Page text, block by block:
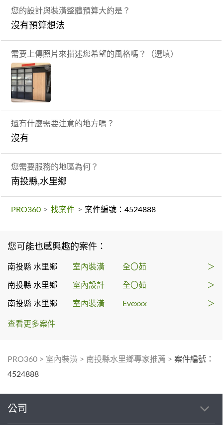
您的設計與裝潢整體預算大約是？
沒有預算想法
需要上傳照片來描述您希望的風格嗎？（選填）
還有什麼需要注意的地方嗎？
沒有
您需要服務的地區為何？
南投縣,水里鄉
PRO360 > 找案件 > 案件編號：4524888
您可能也感興趣的案件：
南投縣 水里鄉 室內裝潢 全〇茹 ＞
南投縣 水里鄉 室內設計 全〇茹 ＞
南投縣 水里鄉 室內裝潢 Evexxx ＞
查看更多案件
PRO360 > 室內裝潢 > 南投縣水里鄉專家推薦 > 案件編號：
4524888
公司